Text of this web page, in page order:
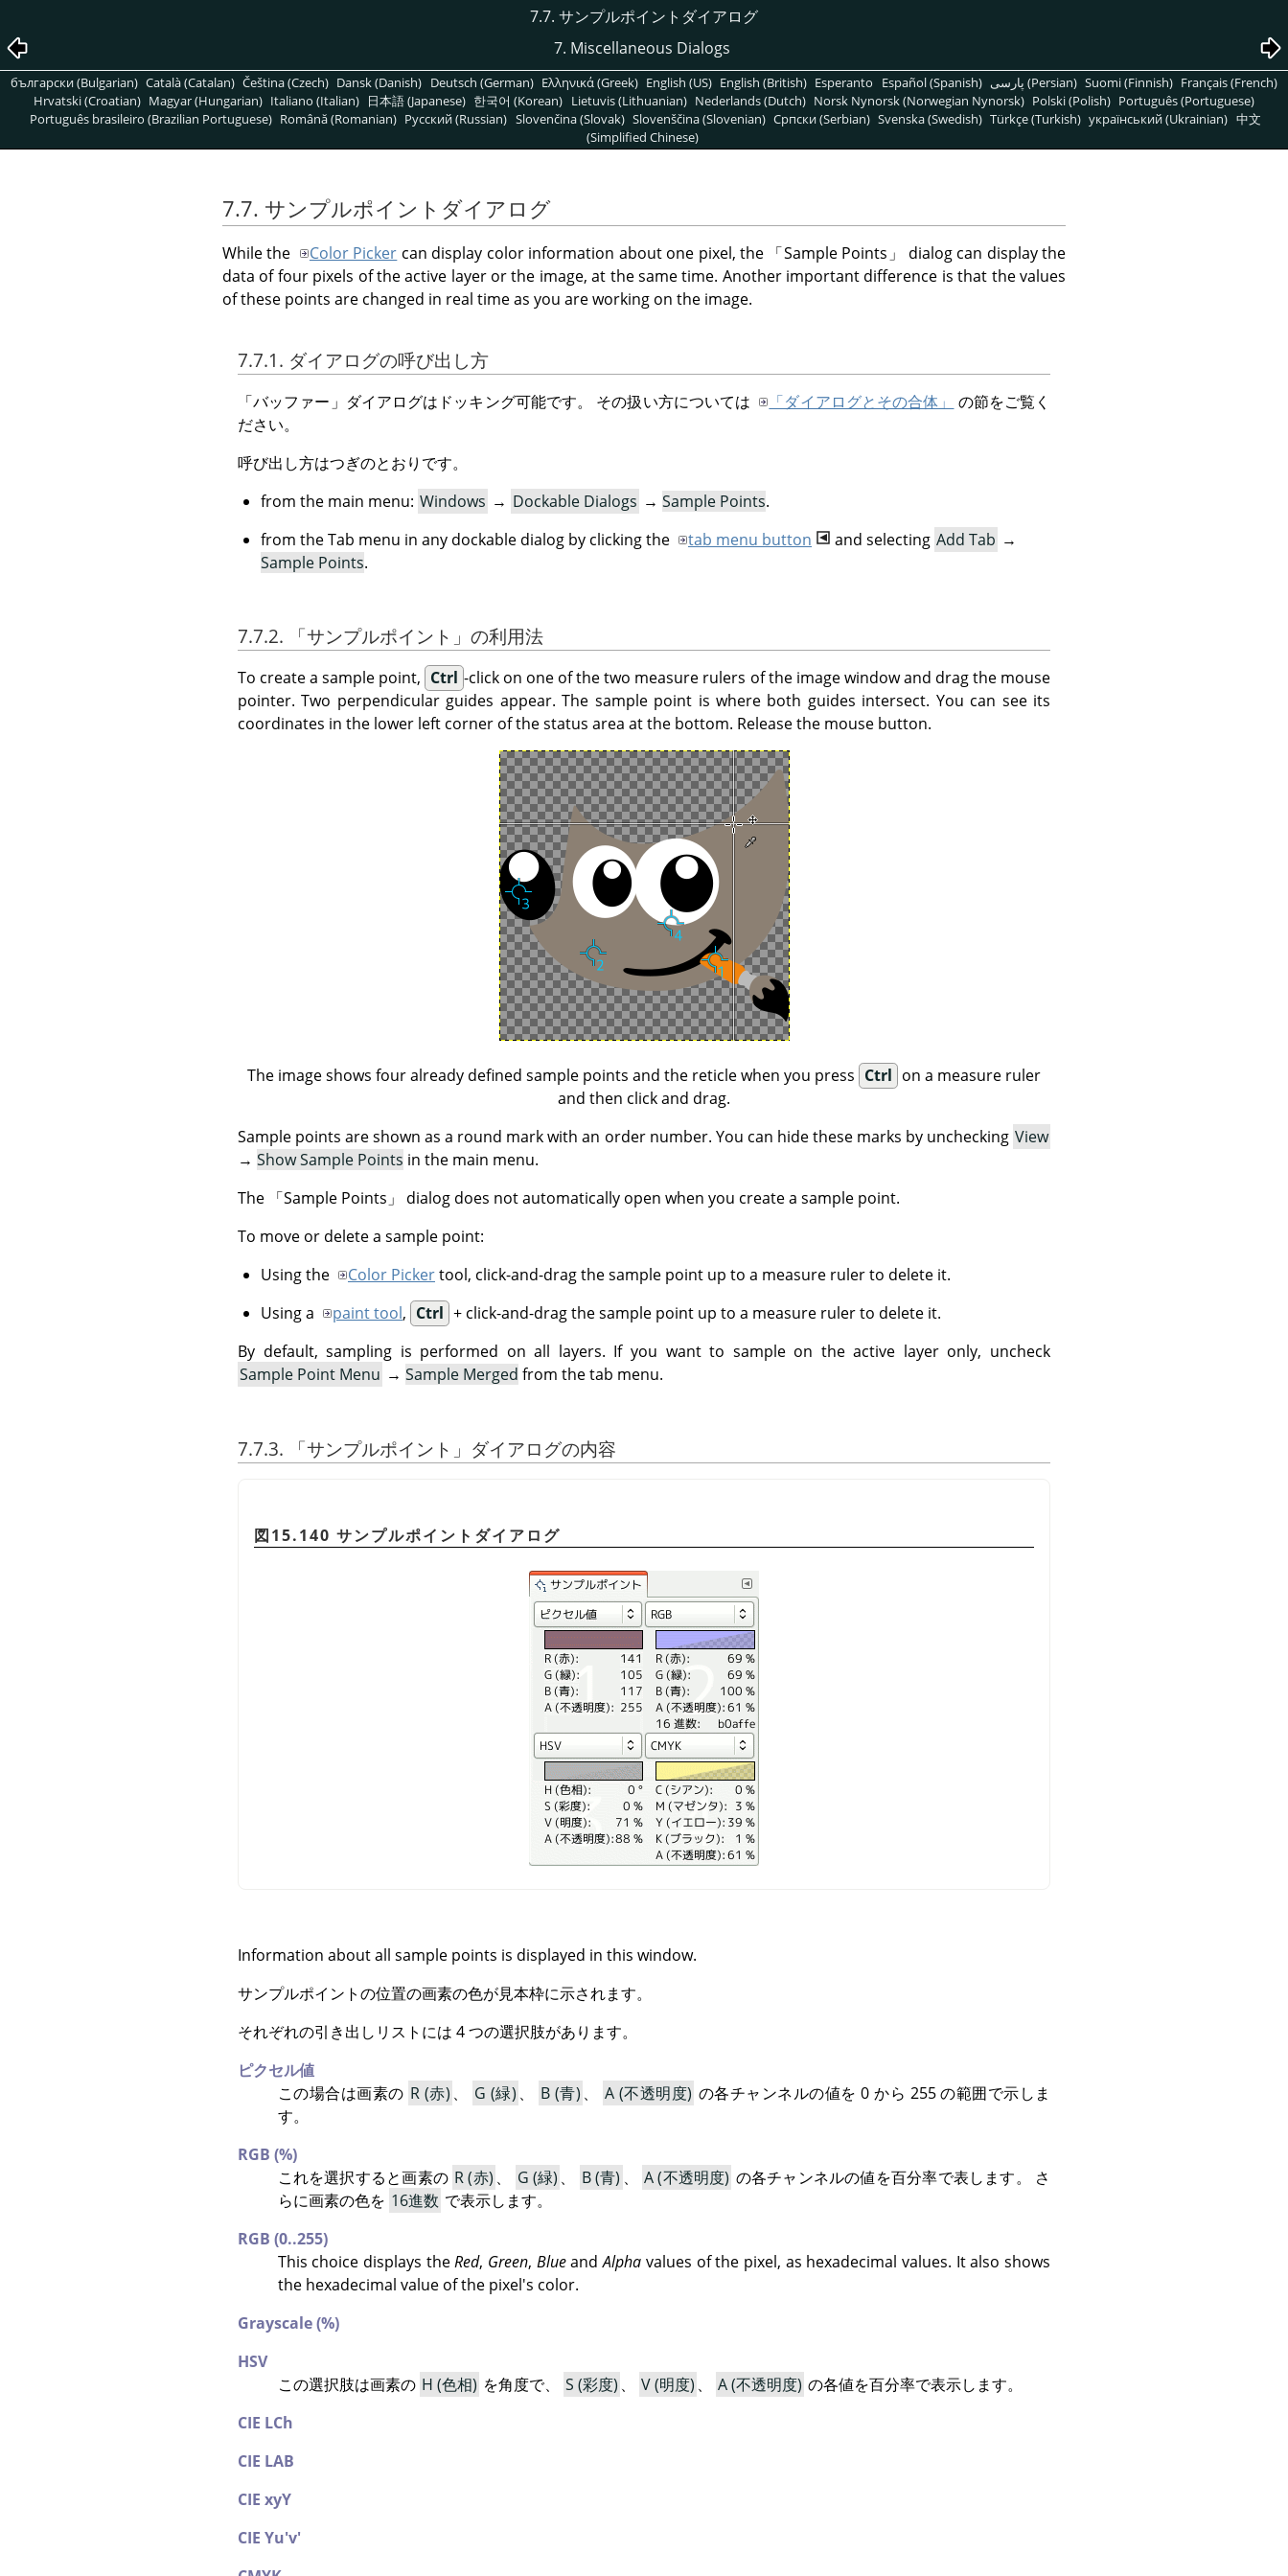
7.7. サンプルポイントダイアログ
7. Miscellaneous Dialogs
български (Bulgarian) Català (Catalan) Čeština (Czech) Dansk (Danish) Deutsch (German) Ελληνικά (Greek) English (US) English (British) Esperanto Español (Spanish) پارسی (Persian) Suomi (Finnish) Français (French)
Hrvatski (Croatian) Magyar (Hungarian) Italiano (Italian) 日本語 (Japanese) 한국어 (Korean) Lietuvis (Lithuanian) Nederlands (Dutch) Norsk Nynorsk (Norwegian Nynorsk) Polski (Polish) Português (Portuguese)
Português brasileiro (Brazilian Portuguese) Română (Romanian) Pусский (Russian) Slovenčina (Slovak) Slovenščina (Slovenian) Српски (Serbian) Svenska (Swedish) Türkçe (Turkish) український (Ukrainian) 中文
(Simplified Chinese)
7.7. サンプルポイントダイアログ
While the Color Picker can display color information about one pixel, the 「Sample Points 」
dialog can display the
data of four pixels of the active layer or the image, at the same time. Another important difference is that the values
of these points are changed in real time as you are working on the image.
7.7.1. ダイアログの呼び出し方
「バッファー 」 ダイアログはドッキング可能です。 その扱い方については 「ダイアログとその合体」
の節をご覧く
ださい。
呼び出し方はつぎのとおりです。
from the main menu: Windows → Dockable Dialogs → Sample Points.
from the Tab menu in any dockable dialog by clicking the
tab menu button and selecting Add Tab →
Sample Points.
7.7.2. 「サンプルポイント 」 の利用法
To create a sample point, Ctrl -click on one of the two measure rulers of the image window and drag the mouse
pointer. Two perpendicular guides appear. The sample point is where both guides intersect. You can see its
coordinates in the lower left corner of the status area at the bottom. Release the mouse button.
The image shows four already defined sample points and the reticle when you press Ctrl on a measure ruler
and then click and drag.
Sample points are shown as a round mark with an order number. You can hide these marks by unchecking View
→ Show Sample Points in the main menu.
The 「Sample Points 」
dialog does not automatically open when you create a sample point.
To move or delete a sample point:
Using the
Color Pickertool, click-and-drag the sample point up to a measure ruler to delete it.
Using a
paint tool, Ctrl + click-and-drag the sample point up to a measure ruler to delete it.
By default, sampling is performed on all layers. If you want to sample on the active layer only, uncheck
Sample Point Menu → Sample Merged from the tab menu.
7.7.3. 「サンプルポイント 」 ダイアログの内容
図15.140 サンプルポイントダイアログ
Information about all sample points is displayed in this window.
サンプルポイントの位置の画素の色が見本枠に示されます。
それぞれの引き出しリストには 4 つの選択肢があります。
ピクセル値
この場合は画素の R (赤) 、 G (緑) 、 B (青) 、 A (不透明度) の各チャンネルの値を 0 から 255 の範囲で示しま
す。
RGB (%)
これを選択すると画素の R (赤) 、 G (緑) 、 B (青) 、 A (不透明度) の各チャンネルの値を百分率で表します。 さ
らに画素の色を 16進数 で表示します。
RGB (0..255)
This choice displays theRed, Green, BlueandAlpha values of the pixel, as hexadecimal values. It also shows
the hexadecimal value of the pixel's color.
Grayscale (%)
HSV
この選択肢は画素の H (色相) を角度で、 S (彩度) 、 V (明度) 、 A (不透明度) の各値を百分率で表示します。
CIE LCh
CIE LAB
CIE xyY
CIE Yu'v'